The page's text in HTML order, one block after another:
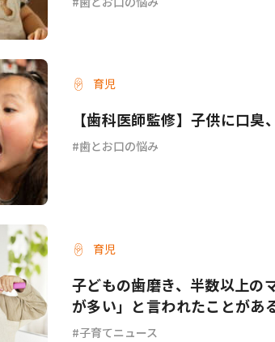
育児
【歯科医師監修】子供に口
歯とお口の悩み
育児
子どもの歯磨き、半数以上の
が多い」と言われたことがあ
態調査】
子育てニュース